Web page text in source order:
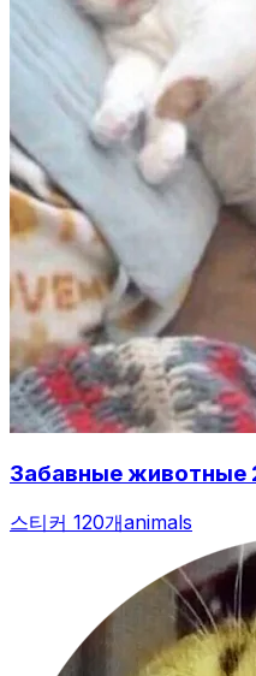
Забавные животные
스티커 120개animals